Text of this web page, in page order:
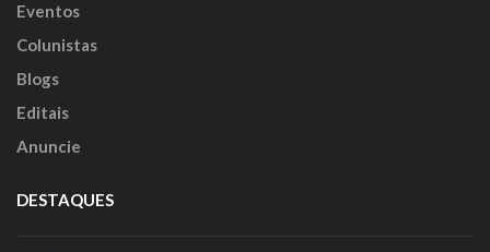
Eventos
Colunistas
Blogs
Editais
Anuncie
DESTAQUES